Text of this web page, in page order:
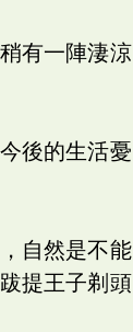
有一陣淒涼
後的生活憂
自然是不能
提王子剃頭